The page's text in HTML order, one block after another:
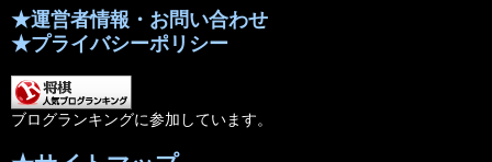
★運営者情報・お問い合わせ
★プライバシーポリシー
ブログランキングに参加しています。